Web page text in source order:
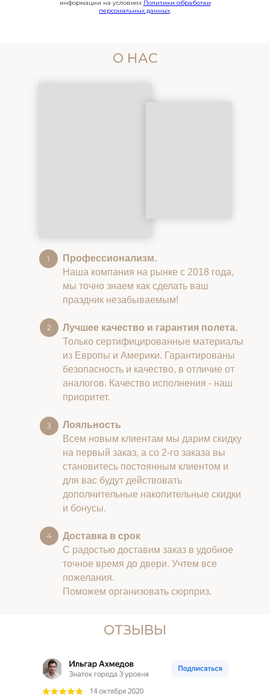
информации на условиях Политики обработки
персональных данных.
О НАС
Профессионализм.
Наша компания на рынке с 2018 года,
мы точно знаем как сделать ваш
праздник незабываемым!
Лучшее качество и гарантия полета.
Только сертифицированные материалы
из Европы и Америки. Гарантированы
безопасность и качество, в отличие от
аналогов. Качество исполнения - наш
приоритет.
Лояльность
Всем новым клиентам мы дарим скидку
на первый заказ, а со 2-го заказа вы
становитесь постоянным клиентом и
для вас будут действовать
дополнительные накопительные скидки
и бонусы.
Доставка в срок
С радостью доставим заказ в удобное
точное время до двери. Учтем все
пожелания.
Поможем организовать сюрприз.
ОТЗЫВЫ